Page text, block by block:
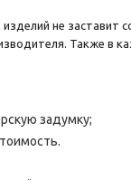
не заставит
Также в
задумку;